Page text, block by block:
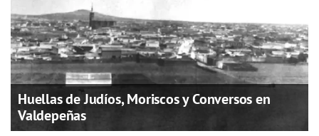
Huellas de Judíos, Moriscos y Conversos en
Valdepeñas